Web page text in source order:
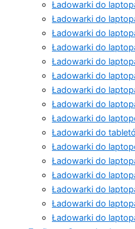
Ładowarki do
Ładowarki do
Ładowarki do
Ładowarki do
Ładowarki do
Ładowarki do
Ładowarki do
Ładowarki do
Ładowarki do
Ładowarki do
Ładowarki do
Ładowarki do
Ładowarki do
Ładowarki do
Ładowarki do
Ładowarki do